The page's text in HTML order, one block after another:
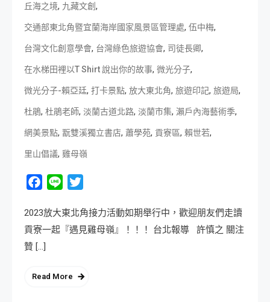
丘海之境, 九藏文創 ,
交通部東北角暨宜蘭海岸國家風景區管理處, 伍中梅,
台灣文化創意學會, 台灣綠色旅遊協會, 司徒長卿,
在水梯田裡以T Shirt 說出你的故事, 微光分子,
微光分子-賴亞廷, 打卡景點, 放大東北角, 旅遊印記, 旅遊局,
杜鵑, 杜鵑老師, 淡蘭古道北路, 淡蘭市集, 瀨戶內海藝術季,
網美景點, 翫雙溪獨立書店, 蕭學苑, 貢寮區, 賴世若,
里山倡議, 雞母嶺
Facebook
Line
2023放大東北角接力活動如期舉行中，歡迎朋友們走讀
貢寮一起『遇見雞母嶺』！！！ 台北報導 許慎之 關注
贊 […]
Read More